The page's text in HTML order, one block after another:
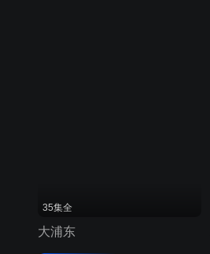
35集全
大浦东